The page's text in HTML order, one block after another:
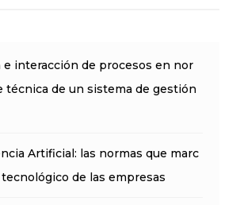
interacción de procesos en nor
técnica de un sistema de gestión
Artificial: las normas que marc
de las empresas